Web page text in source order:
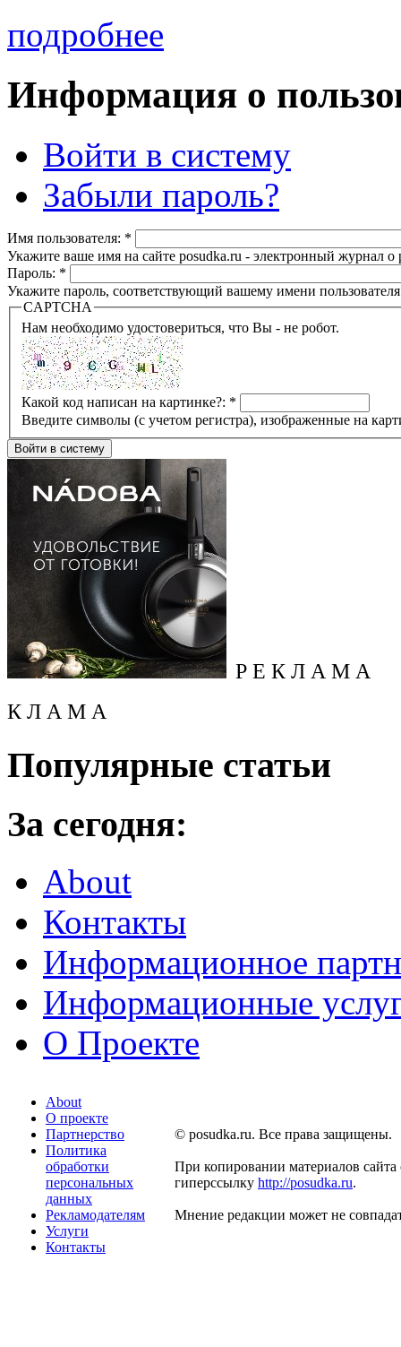
подробнее
Информация о
Войти в систему
Забыли пароль?
Имя пользователя: *
Укажите ваше имя на сайте posudka.ru - электронный журнал
Пароль: *
Укажите пароль, соответствующий вашему имени
CAPTCHA
Нам необходимо удостовериться, что Вы - не робот.
Какой код написан на картинке?: *
Введите символы (с учетом регистра), изображенные на
Р Е К Л А М А
К Л А М А
Популярные статьи
За сегодня:
About
Контакты
Информационное
Информационные
О Проекте
About
О проекте
Партнерство
Политика
обработки
персональных
данных
Рекламодателям
Услуги
Контакты
© posudka.ru. Все права защищены.
При копировании материалов сайта
гиперссылку http://posudka.ru.
Мнение редакции может не